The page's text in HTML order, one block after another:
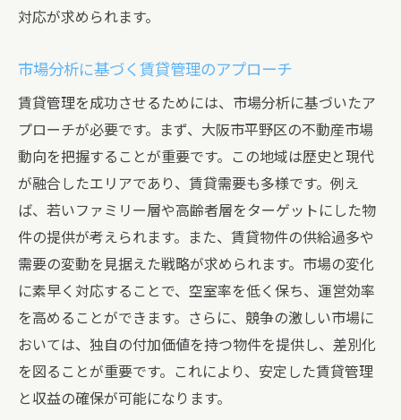
入居者コミュニティの形成による満足度向
リピーターを増やすための入居者フォロー
アップ
入居者サポート体制の強化策
安定した収益を生む賃貸管理の秘訣
空室リスクを最小限にする賃貸戦略
賃料設定の柔軟性とその効果
収益性を高めるための物件改良のアイデア
季節変動を見据えた収益計画の立案
収入源を多様化する賃貸管理方法
長期的な収益確保のための資産管理
競争が激しい市場で賃貸管理を成功させる方法
市場分析を基にした競争戦略の構築
対応が求められます。
市場分析に基づく賃貸管理のアプローチ
賃貸管理を成功させるためには、市場分析に基づいたア
プローチが必要です。まず、大阪市平野区の不動産市場
動向を把握することが重要です。この地域は歴史と現代
が融合したエリアであり、賃貸需要も多様です。例え
ば、若いファミリー層や高齢者層をターゲットにした物
件の提供が考えられます。また、賃貸物件の供給過多や
需要の変動を見据えた戦略が求められます。市場の変化
に素早く対応することで、空室率を低く保ち、運営効率
を高めることができます。さらに、競争の激しい市場に
おいては、独自の付加価値を持つ物件を提供し、差別化
を図ることが重要です。これにより、安定した賃貸管理
と収益の確保が可能になります。